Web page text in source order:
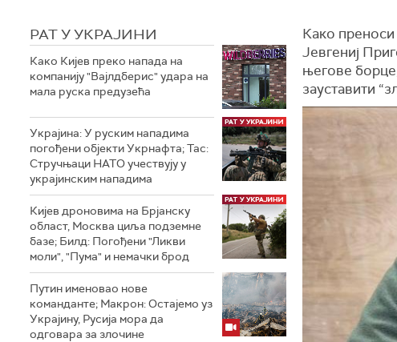
РАТ У УКРАЈИНИ
Како Кијев преко напада на
компанију "Вајлдберис" удара на
мала руска предузећа
Украјина: У руским нападима
погођени објекти Укрнафта; Тас:
Стручњаци НАТО учествују у
украјинским нападима
Кијев дроновима на Брјанску
област, Москва циља подземне
базе; Билд: Погођени "Ликви
моли", "Пума" и немачки брод
Путин именовао нове
команданте; Макрон: Остајемо уз
Украјину, Русија мора да
одговара за злочине
Како преноси
Јевгениј
његове
зауставити